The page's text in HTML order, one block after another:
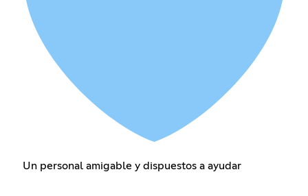
Un personal amigable y dispuestos a ayudar